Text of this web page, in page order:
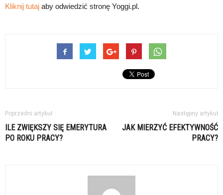
Kliknij tutaj aby odwiedzić stronę Yoggi.pl.
Poprzedni artykuł
ILE ZWIĘKSZY SIĘ EMERYTURA
PO ROKU PRACY?
Następny artykuł
JAK MIERZYĆ EFEKTYWNOŚĆ
PRACY?